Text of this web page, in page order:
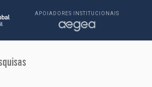
APOIADORES INSTITUCIONAIS